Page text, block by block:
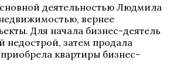
деятельностью Людмила
вернее
Для начала бизнес-деятель
недострой, затем продала
квартиры бизнес-